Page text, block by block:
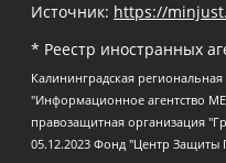
Источник: https://
* Реестр иностранных
Калининградская региональная общественная организация "Экозащита!-Женсовет", Фонд содействия защите прав и свобод граждан "Общественный вердикт", Фонд "Институт Развития Свободы Информации", Частное учреждение "Информационное агентство МЕМО. РУ", Региональная общественная организация "Общественная комиссия по сохранению наследия академика Сахарова", Фонд поддержки свободы прессы, Санкт-Петербургская общественная правозащитная организация "Гражданский контроль", Межрегиональная общественная организация "Информационно-просветительский центр "Мемориал", Региональный Фонд "Центр Защиты Прав Средств Массовой Информации", с 05.12.2023 Фонд "Центр Защиты Прав Средств массовой информации", Региональная общественная благотворительная организация помощи беженцам и мигрантам "Гражданское содействие", Негосударственное образовательное учреждение дополнительного профессионального образования (повышение квалификации) специалистов "АКАДЕМИЯ ПО ПРАВАМ ЧЕЛОВЕКА", Свердловская региональная общественная организация "Сутяжник", Автономная некоммерческая организация "Центр независимых социологических исследований", Союз общественных объединений "Российский исследовательский центр по правам человека", Региональное общественное учреждение научно-информационный центр "МЕМОРИАЛ", Некоммерческая организация "Фонд защиты гласности", Автономная